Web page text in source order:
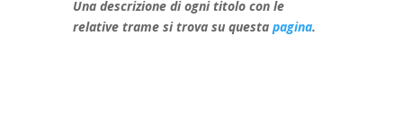
Una descrizione di ogni titolo con le
relative trame si trova su questa pagina.